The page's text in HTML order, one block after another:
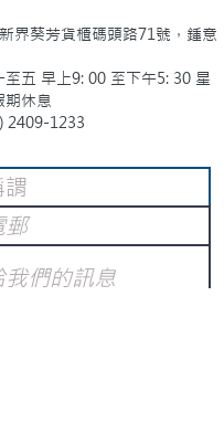
葵芳貨櫃碼頭路71號，鍾意
五 早上9: 00 至下午5: 30 星
期休息
2409-1233